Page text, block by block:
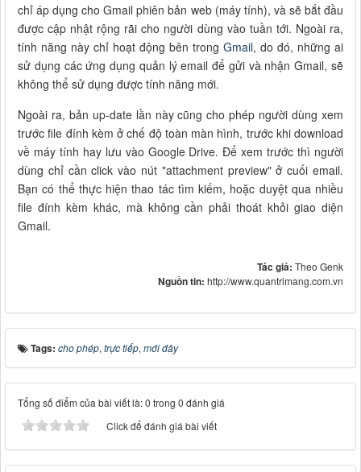
chỉ áp dụng cho Gmail phiên bản web (máy tính), và sẽ bắt đầu
được cập nhật rộng rãi cho người dùng vào tuần tới. Ngoài ra,
tính năng này chỉ hoạt động bên trong Gmail, do đó, những ai
sử dụng các ứng dụng quản lý email để gửi và nhận Gmail, sẽ
không thể sử dụng được tính năng mới.
Ngoài ra, bản up-date lần này cũng cho phép người dùng xem
trước file đính kèm ở chế độ toàn màn hình, trước khi download
về máy tính hay lưu vào Google Drive. Để xem trước thì người
dùng chỉ cần click vào nút "attachment preview" ở cuối email.
Bạn có thể thực hiện thao tác tìm kiếm, hoặc duyệt qua nhiều
file đính kèm khác, mà không cần phải thoát khỏi giao diện
Gmail.
Tác giả: Theo Genk
Nguồn tin: http://www.quantrimang.com.vn
Tags: cho phép, trực tiếp, mới đây
Tổng số điểm của bài viết là: 0 trong 0 đánh giá
Click để đánh giá bài viết